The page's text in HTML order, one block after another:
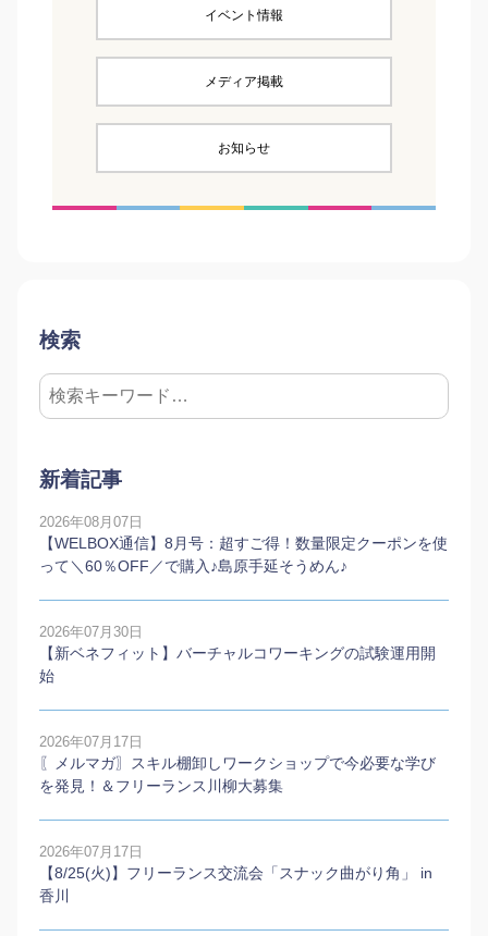
イベント情報
メディア掲載
お知らせ
検索
新着記事
2026年08月07日
【WELBOX通信】8月号：超すご得！数量限定クーポンを使
って＼60％OFF／で購入♪島原手延そうめん♪
2026年07月30日
【新ベネフィット】バーチャルコワーキングの試験運用開
始
2026年07月17日
〖メルマガ〗スキル棚卸しワークショップで今必要な学び
を発見！＆フリーランス川柳大募集
2026年07月17日
【8/25(火)】フリーランス交流会「スナック曲がり角」 in
香川